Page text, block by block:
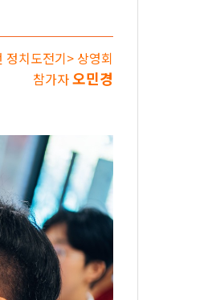
정치도전기> 상영회
참가자오민경